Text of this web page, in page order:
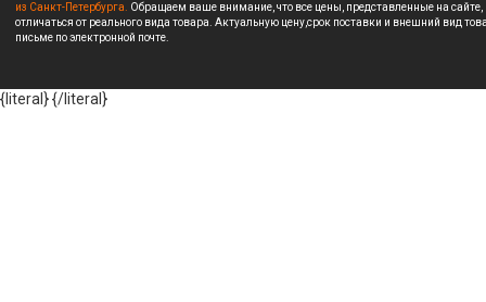
из Санкт-Петербурга. Обращаем ваше внимание, что все цены, представленные на
отличаться от реального вида товара. Актуальную цену,срок поставки и внешний вид
письме по электронной почте.
{literal}{/literal}